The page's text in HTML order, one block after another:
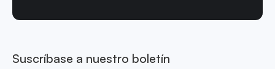
Suscríbase a nuestro boletín